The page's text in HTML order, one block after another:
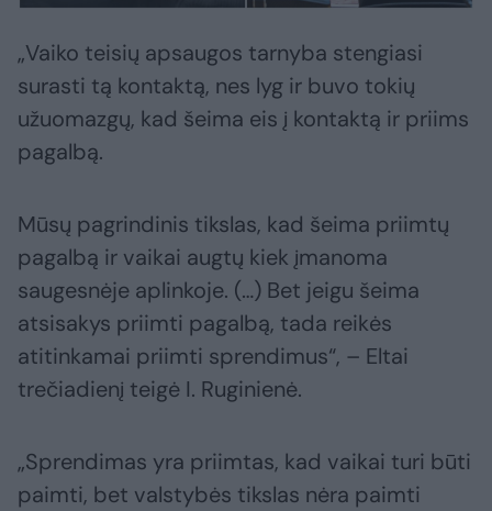
„Vaiko teisių apsaugos tarnyba stengiasi
surasti tą kontaktą, nes lyg ir buvo tokių
užuomazgų, kad šeima eis į kontaktą ir priims
pagalbą.
Mūsų pagrindinis tikslas, kad šeima priimtų
pagalbą ir vaikai augtų kiek įmanoma
saugesnėje aplinkoje. (…) Bet jeigu šeima
atsisakys priimti pagalbą, tada reikės
atitinkamai priimti sprendimus“, – Eltai
trečiadienį teigė I. Ruginienė.
„Sprendimas yra priimtas, kad vaikai turi būti
paimti, bet valstybės tikslas nėra paimti